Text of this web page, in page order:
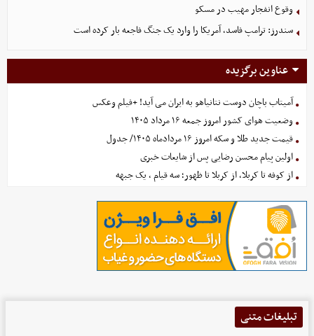
وقوع انفجار مهیب در مسکو
سندرز: ترامپ فاسد، آمریکا را وارد یک جنگ فاجعه بار کرده است
عناوین برگزیده
آمیتاب باچان دوست نتانیاهو به ایران می آید! +فیلم وعکس
وضعیت هوای کشور امروز جمعه ۱۶ مرداد ۱۴۰۵
قیمت جدید طلا و سکه امروز ۱۶ مردادماه ۱۴۰۵/ جدول
اولین پیام محسن رضایی پس از شایعات خبری
از کوفه تا کربلا، از کربلا تا ظهور؛ سه قیام ، یک جبهه
تبلیغات متنی